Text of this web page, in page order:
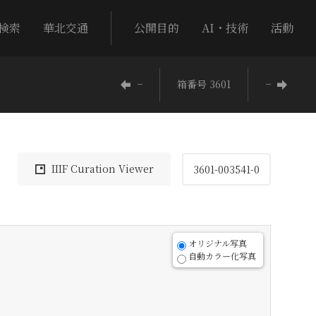
索 華北交通 公開目的 AI・技術 活動
− 箱番号 3601 −
IIIF Curation Viewer 3601-003541-0
オリジナル写真
自動カラー化写真